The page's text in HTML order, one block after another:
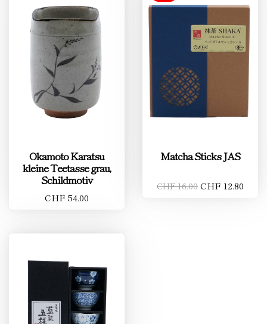
Okamoto Karatsu
kleine Teetasse grau,
Schildmotiv
CHF 54.00
Matcha Sticks JAS
CHF 16.00 CHF 12.80